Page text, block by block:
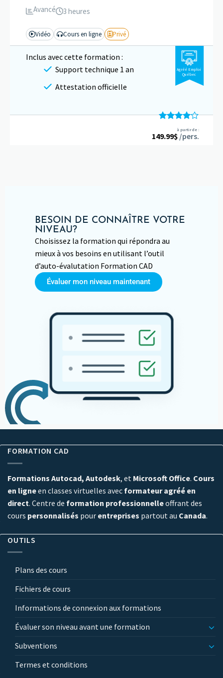
Avancé 3 heures
Vidéo Cours en ligne Privé
Inclus avec cette formation :
Support technique 1 an
Attestation officielle
Agréé Emploi
Québec
4.00sur
à partir de :
149.99$ /pers.
BESOIN DE CONNAÎTRE VOTRE
NIVEAU?
Choisissez la formation qui répondra au
mieux à vos besoins en utilisant l’outil
d’auto-évalutation Formation CAD
Évaluer mon niveau maintenant
FORMATION CAD
Formations Autocad, Autodesk, et Microsoft Office. Cours
en ligneen classes virtuelles avec formateur agréé en
direct. Centre de formation professionnelleoffrant des
cours personnalisés pour entreprises partout au Canada.
OUTILS
Plans des cours
Fichiers de cours
Informations de connexion aux formations
Évaluer son niveau avant une formation
Subventions
Termes et conditions